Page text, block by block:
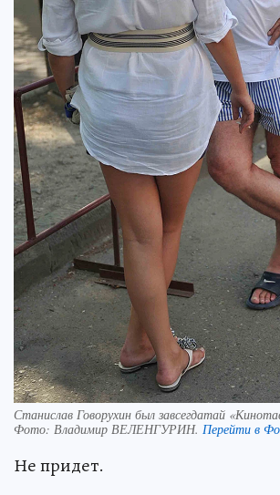
Станислав Говорухин был завсегдатай
Фото: Владимир ВЕЛЕНГУРИН. Перейти в
Не придет.